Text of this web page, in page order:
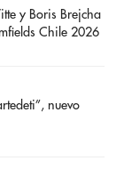
y Boris Brejcha
Chile 2026
nuevo